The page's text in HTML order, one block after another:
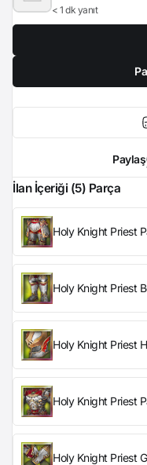
< 1 dk yanıt
Paylaş
İlan İçeriği (5) Parça
Holy Knight Priest
Holy Knight Priest
Holy Knight Priest
Holy Knight Priest
Holy Knight Priest